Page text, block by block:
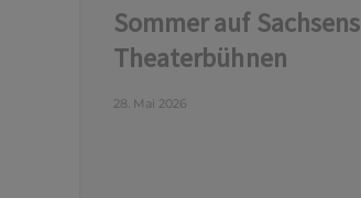
Sommer auf Sachsens
Theaterbühnen
28. Mai 2026